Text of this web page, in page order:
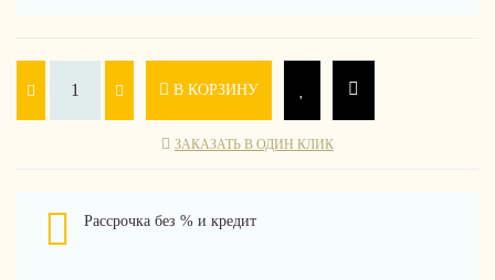
В КОРЗИНУ
ЗАКАЗАТЬ В ОДИН КЛИК
Рассрочка без % и кредит